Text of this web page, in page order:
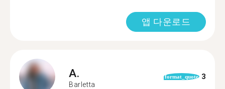
앱 다운로드
A.
Barletta
format_quote 3